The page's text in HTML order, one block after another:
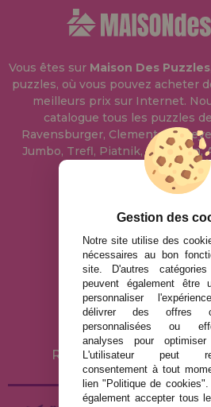
Vous êtes sur Maison Des Puzzles
puzzles, où vous pouvez acheter
meilleurs prix sur Internet.
catalogue tous les puzzles
Ravensburger, Clementoni,
Jumbo, Trefl, Piatnik, Anatolian,
bien d'autres.
MENTIONS
POLITIQUE DE
POLITIQUE DE
LIVRAISON ET
RETOURS / DROIT DE
Gestion des
Notre site utilise des
nécessaires au bon
site. D'autres
peuvent également être
personnaliser
délivrer des offres
personnalisées ou
analyses pour
L'utilisateur peut
consentement à tout
lien "Politique de
également accepter tous